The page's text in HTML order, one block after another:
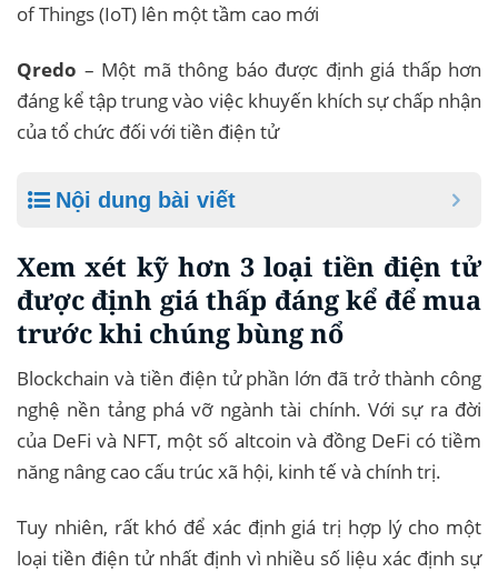
of Things (IoT) lên một tầm cao mới
Qredo – Một mã thông báo được định giá thấp hơn
đáng kể tập trung vào việc khuyến khích sự chấp nhận
của tổ chức đối với tiền điện tử
Nội dung bài viết
Xem xét kỹ hơn 3 loại tiền điện tử
được định giá thấp đáng kể để mua
trước khi chúng bùng nổ
Blockchain và tiền điện tử phần lớn đã trở thành công
nghệ nền tảng phá vỡ ngành tài chính. Với sự ra đời
của DeFi và NFT, một số altcoin và đồng DeFi có tiềm
năng nâng cao cấu trúc xã hội, kinh tế và chính trị.
Tuy nhiên, rất khó để xác định giá trị hợp lý cho một
loại tiền điện tử nhất định vì nhiều số liệu xác định sự